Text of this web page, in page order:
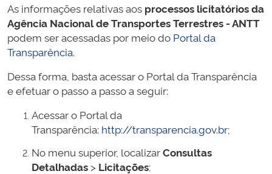
As informações relativas aos processos licitatórios da
Agência Nacional de Transportes Terrestres - ANTT
podem ser acessadas por meio do Portal da
Transparência.
Dessa forma, basta acessar o Portal da Transparência
e efetuar o passo a passo a seguir:
Acessar o Portal da
Transparência: http://transparencia.gov.br;
No menu superior, localizarConsultas
Detalhadas > Licitações;